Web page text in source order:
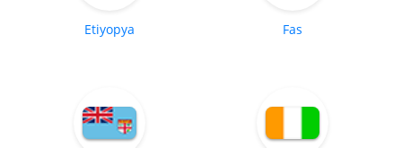
Etiyopya Fas